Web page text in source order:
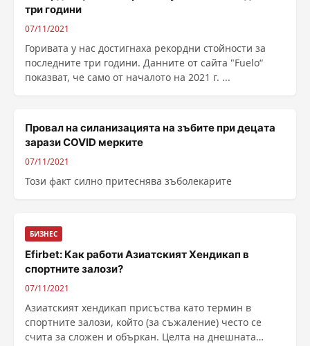
три години
07/11/2021
Горивата у нас достигнаха рекордни стойности за
последните три години. Данните от сайта "Fuelo“
показват, че само от началото на 2021 г. ...
Провал на силанизацията на зъбите при децата
зарази COVID мерките
07/11/2021
Този факт силно притеснява зъболекарите
БИЗНЕС
Efirbet: Как работи Азиатският Хендикап в
спортните залози?
07/11/2021
Азиатският хендикап присъства като термин в
спортните залози, който (за съжаление) често се
счита за сложен и объркан. Целта на днешната